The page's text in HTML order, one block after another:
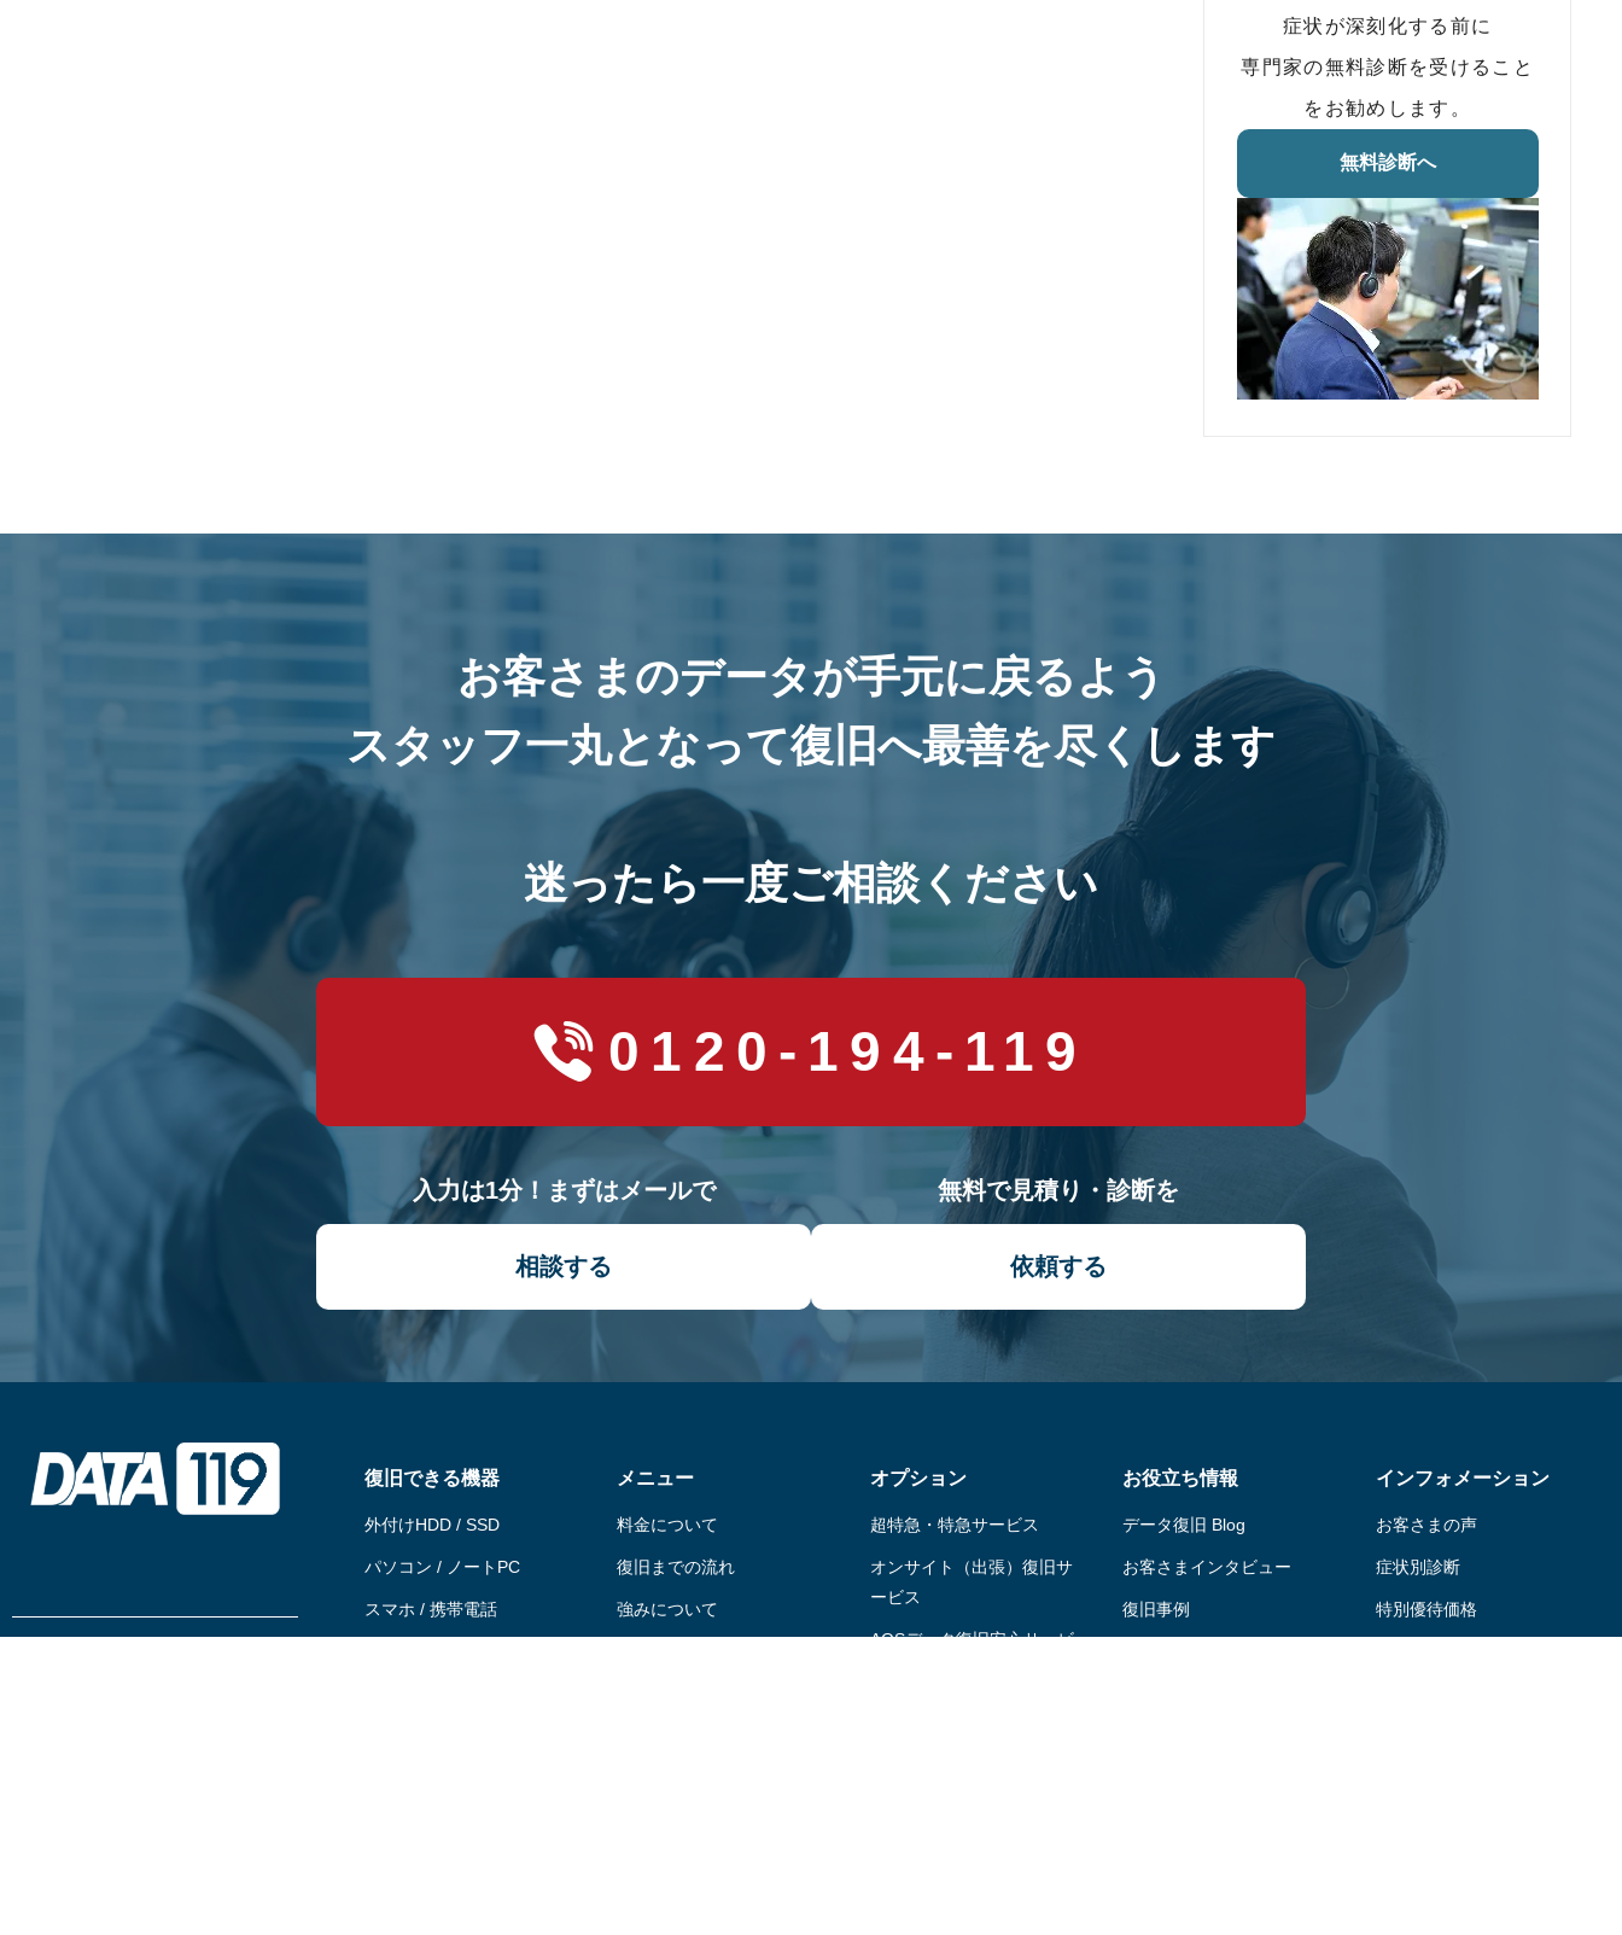
症状が深刻化する前に
専門家の無料診断を受けること
をお勧めします。
無料診断へ
お客さまのデータが手元に戻るよう
スタッフ一丸となって復旧へ最善を尽くします
迷ったら一度ご相談ください
0120-194-119
入力は1分！まずはメールで
相談する
無料で見積り・診断を
依頼する
復旧できる機器
外付けHDD / SSD
パソコン / ノートPC
スマホ / 携帯電話
メニュー
料金について
復旧までの流れ
強みについて
オプション
超特急・特急サービス
オンサイト（出張）復旧サ
ービス
AOSデータ復旧安⼼サービ
お役立ち情報
データ復旧 Blog
お客さまインタビュー
復旧事例
インフォメーション
お客さまの声
症状別診断
特別優待価格